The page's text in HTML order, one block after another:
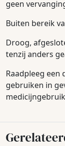
geen
Buiten bereik
Droog,
tenzij anders
Raadpleeg
gebruiken in